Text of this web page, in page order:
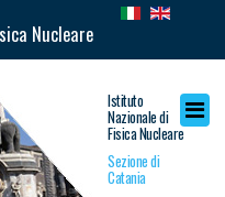
Nucleare
Istituto
Nazionale di
Fisica Nucleare
Sezione di
Catania